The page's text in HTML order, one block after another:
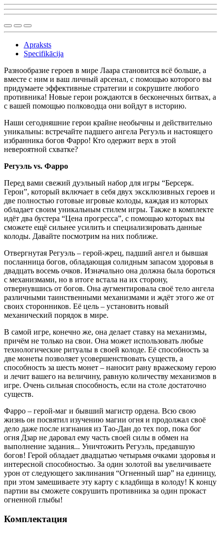
Apraksts
Specifikācija
Разнообразие героев в мире Лаара становится всё больше, а
вместе с ним и ваш личный арсенал, с помощью которого вы
придумаете эффективные стратегии и сокрушите любого
противника! Новые герои рождаются в бесконечных битвах, а
с вашей помощью полководца они войдут в историю.
Наши сегодняшние герои крайне необычны и действительно
уникальны: встречайте падшего ангела Регуэль и настоящего
избранника богов Фарро! Кто одержит верх в этой
невероятной схватке?
Регуэль vs. Фарро
Перед вами свежий дуэльный набор для игры “Берсерк.
Герои”, который включает в себя двух эксклюзивных героев и
две полностью готовые игровые колоды, каждая из которых
обладает своим уникальным стилем игры. Также в комплекте
идёт два бустера “Цена прогресса”, с помощью которых вы
сможете ещё сильнее усилить и специализировать данные
колоды. Давайте посмотрим на них поближе.
Отвергнутая Регуэль – герой-жрец, падший ангел и бывшая
посланница богов, обладающая солидным запасом здоровья в
двадцать восемь очков. Изначально она должна была бороться
с механизмами, но в итоге встала на их сторону,
отвернувшись от богов. Она аугментировала своё тело ангела
различными таинственными механизмами и ждёт этого же от
своих сторонников. Её цель – установить новый
механический порядок в мире.
В самой игре, конечно же, она делает ставку на механизмы,
причём не только на свои. Она может использовать любые
технологические ритуалы в своей колоде. Её способность за
две монеты позволяет усовершенствовать существ, а
способность за шесть монет – наносит рану вражескому герою
и лечит вашего на величину, равную количеству механизмов в
игре. Очень сильная способность, если на столе достаточно
существ.
Фарро – герой-маг и бывший магистр ордена. Всю свою
жизнь он посвятил изучению магии огня и продолжал своё
дело даже после изгнания из Тао-Дан до тех пор, пока бог
огня Дзар не даровал ему часть своей силы в обмен на
выполнение задания... Уничтожить Регуэль, предавшую
богов! Герой обладает двадцатью четырьмя очками здоровья и
интересной способностью. За один золотой вы увеличиваете
урон от следующего заклинания “Огненный шар” на единицу,
при этом замешиваете эту карту с кладбища в колоду! К концу
партии вы сможете сокрушить противника за один прокаст
огненной глыбы!
Комплектация